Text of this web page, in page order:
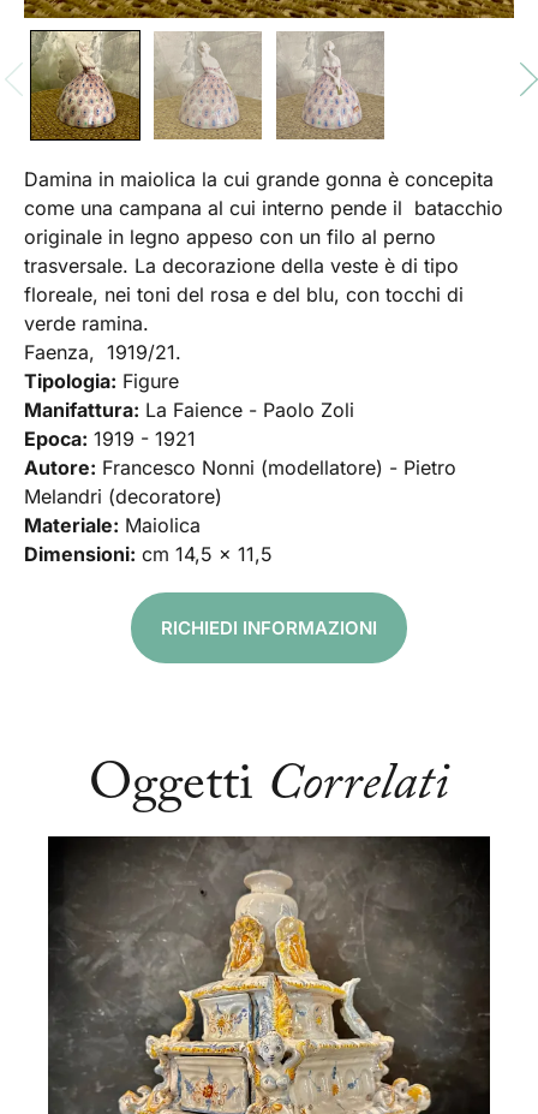
Damina in maiolica la cui grande gonna è concepita
come una campana al cui interno pende il batacchio
originale in legno appeso con un filo al perno
trasversale. La decorazione della veste è di tipo
floreale, nei toni del rosa e del blu, con tocchi di
verde ramina.
Faenza, 1919/21.
Tipologia: Figure
Manifattura: La Faience - Paolo Zoli
Epoca: 1919 - 1921
Autore: Francesco Nonni (modellatore) - Pietro
Melandri (decoratore)
Materiale: Maiolica
Dimensioni: cm 14,5 x 11,5
RICHIEDI INFORMAZIONI
Oggetti Correlati